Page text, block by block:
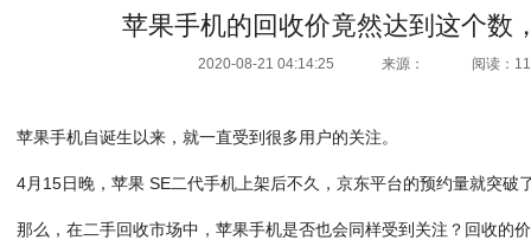
苹果手机的回收价竟然达到这个数
2020-08-21 04:14:25 来源： 阅读：
苹果手机自诞生以来，就一直受到很多用户的关注。
4月15日晚，苹果 SE二代手机上架后不久，京东平台的预约量就突破
那么，在二手回收市场中，苹果手机是否也会同样受到关注？回收的